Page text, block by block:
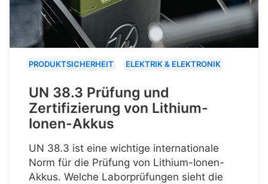
PRODUKTSICHERHEIT ELEKTRIK & ELEKTRONIK
UN 38.3 Prüfung und
Zertifizierung von Lithium-
Ionen-Akkus
UN 38.3 ist eine wichtige internationale
Norm für die Prüfung von Lithium-Ionen-
Akkus. Welche Laborprüfungen sieht die